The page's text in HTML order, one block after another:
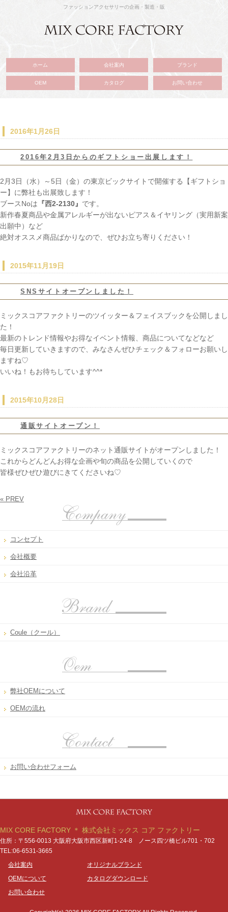
ファッションアクセサリーの企画・製造・販
ホーム 会社案内 ブランド
OEM カタログ お問い合わせ
2016年1月26日
2016年2月3日からのギフトショー出展します！
2月3日（水）～5日（金）の東京ビックサイトで開催する【ギフトショ
ー】に弊社も出展致します！
ブースNoは 『西2-2130』 です。
新作春夏商品や金属アレルギーが出ないピアス＆イヤリング（実用新案
出願中）など
絶対オススメ商品ばかりなので、ぜひお立ち寄りください！
2015年11月19日
SNSサイトオープンしました！
ミックスコアファクトリーのツイッター＆フェイスブックを公開しまし
た！
最新のトレンド情報やお得なイベント情報、商品についてなどなど
毎日更新していきますので、みなさんぜひチェック＆フォローお願いし
ますね♡
いいね！もお待ちしています^^*
2015年10月28日
通販サイトオープン！
ミックスコアファクトリーのネット通販サイトがオープンしました！
これからどんどんお得な企画や旬の商品を公開していくので
皆様ぜひぜひ遊びにきてくださいね♡
« PREV
コンセプト
会社概要
会社沿革
Coule（クール）
弊社OEMについて
OEMの流れ
お問い合わせフォーム
MIX CORE FACTORY ＊ 株式会社ミックス コア ファクトリー
住所：〒556-0013 大阪府大阪市西区新町1-24-8 ノース四ツ橋ビル701・702
TEL:06-6531-3665
会社案内
オリジナルブランド
OEMについて
カタログダウンロード
お問い合わせ